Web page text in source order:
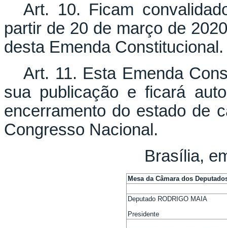
Art. 10. Ficam
partir de 20 de março de
desta Emenda Constitucional.
Art. 11. Esta Emenda
sua publicação e ficará
encerramento do estado de
Congresso Nacional.
Brasília,
Mesa da Câmara dos
Deputado RODRIGO MAIA
Presidente